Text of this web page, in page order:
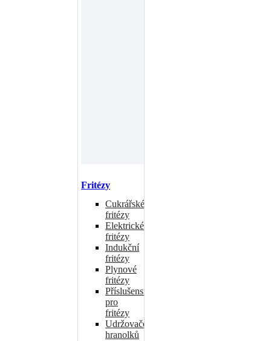
Fritézy
Cukrářské
fritézy
Elektrické
fritézy
Indukční
fritézy
Plynové
fritézy
Příslušenství
pro
fritézy
Udržovače
hranolků